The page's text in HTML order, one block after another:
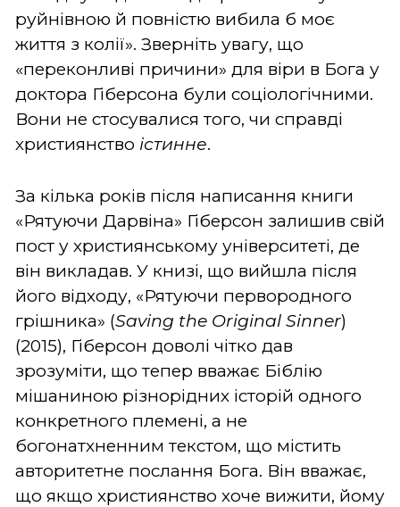
руйнівною й повністю вибила б моє
життя з колії». Зверніть увагу, що
«переконливі причини» для віри в Бога у
доктора Гіберсона були соціологічними.
Вони не стосувалися того, чи справді
християнство істинне.
За кілька років після написання книги
«Рятуючи Дарвіна» Гіберсон залишив свій
пост у християнському університеті, де
він викладав. У книзі, що вийшла після
його відходу, «Рятуючи первородного
грішника» (Saving the Original Sinner)
(2015), Гіберсон доволі чітко дав
зрозуміти, що тепер вважає Біблію
мішаниною різнорідних історій одного
конкретного племені, а не
богонатхненним текстом, що містить
авторитетне послання Бога. Він вважає,
що якщо християнство хоче вижити, йому